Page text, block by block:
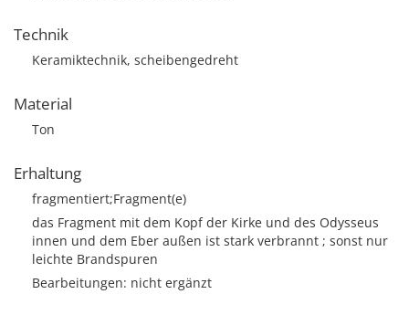
Technik
Keramiktechnik, scheibengedreht
Material
Ton
Erhaltung
fragmentiert;Fragment(e)
das Fragment mit dem Kopf der Kirke und des Odysseus
innen und dem Eber außen ist stark verbrannt ; sonst nur
leichte Brandspuren
Bearbeitungen: nicht ergänzt